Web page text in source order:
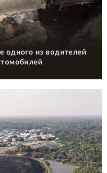
одного из водителей